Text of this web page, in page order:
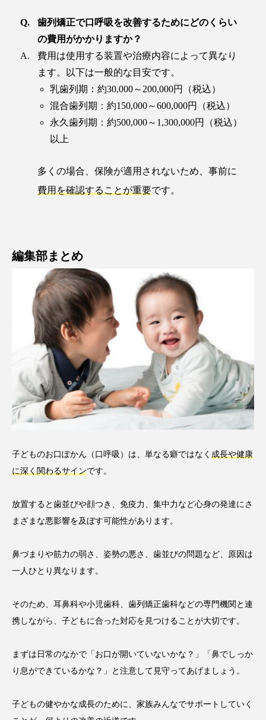
歯列矯正で口呼吸を改善するためにどのくらい
の費用がかかりますか？
費用は使用する装置や治療内容によって異なり
ます。以下は一般的な目安です。
乳歯列期：約30,000～200,000円（税込）
混合歯列期：約150,000～600,000円（税込）
永久歯列期：約500,000～1,300,000円（税込）
以上
多くの場合、保険が適用されないため、事前に
費用を確認することが重要です。
編集部まとめ
子どものお口ぽかん（口呼吸）は、単なる癖ではなく 成長や健康
に深く関わるサインです。
放置すると歯並びや顔つき、免疫力、集中力など心身の発達にさ
まざまな悪影響を及ぼす可能性があります。
鼻づまりや筋力の弱さ、姿勢の悪さ、歯並びの問題など、原因は
一人ひとり異なります。
そのため、耳鼻科や小児歯科、歯列矯正歯科などの専門機関と連
携しながら、子どもに合った対応を見つけることが大切です。
まずは日常のなかで「お口が開いていないかな？」「鼻でしっか
り息ができているかな？」と注意して見守ってあげましょう。
子どもの健やかな成長のために、家族みんなでサポートしていく